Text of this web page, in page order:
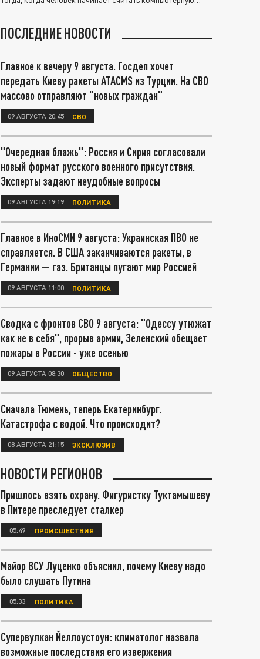
ПОСЛЕДНИЕ НОВОСТИ
Главное к вечеру 9 августа. Госдеп хочет
передать Киеву ракеты ATACMS из Турции. На СВО
массово отправляют "новых граждан"
09 АВГУСТА 20:45 СВО
"Очередная блажь": Россия и Сирия согласовали
новый формат русского военного присутствия.
Эксперты задают неудобные вопросы
09 АВГУСТА 19:19 ПОЛИТИКА
Главное в ИноСМИ 9 августа: Украинская ПВО не
справляется. В США заканчиваются ракеты, в
Германии — газ. Британцы пугают мир Россией
09 АВГУСТА 11:00 ПОЛИТИКА
Сводка с фронтов СВО 9 августа: "Одессу утюжат
как не в себя", прорыв армии, Зеленский обещает
пожары в России - уже осенью
09 АВГУСТА 08:30 ОБЩЕСТВО
Сначала Тюмень, теперь Екатеринбург.
Катастрофа с водой. Что происходит?
08 АВГУСТА 21:15 ЭКСКЛЮЗИВ
НОВОСТИ РЕГИОНОВ
Пришлось взять охрану. Фигуристку Туктамышеву
в Питере преследует сталкер
05:49 ПРОИСШЕСТВИЯ
Майор ВСУ Луценко объяснил, почему Киеву надо
было слушать Путина
05:33 ПОЛИТИКА
Супервулкан Йеллоустоун: климатолог назвала
возможные последствия его извержения